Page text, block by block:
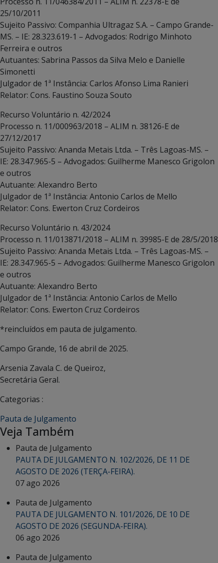
25/10/2011
Sujeito Passivo: Companhia Ultragaz S.A. – Campo Grande-
MS. – IE: 28.323.619-1 – Advogados: Rodrigo Minhoto
Ferreira e outros
Autuantes: Sabrina Passos da Silva Melo e Danielle
Simonetti
Julgador de 1ª Instância: Carlos Afonso Lima Ranieri
Relator: Cons. Faustino Souza Souto
Recurso Voluntário n. 42/2024
Processo n. 11/000963/2018 – ALIM n. 38126-E de
27/12/2017
Sujeito Passivo: Ananda Metais Ltda. – Três Lagoas-MS. –
IE: 28.347.965-5 – Advogados: Guilherme Manesco Grigolon
e outros
Autuante: Alexandro Berto
Julgador de 1ª Instância: Antonio Carlos de Mello
Relator: Cons. Ewerton Cruz Cordeiros
Recurso Voluntário n. 43/2024
Processo n. 11/013871/2018 – ALIM n. 39985-E de 28/5/2018
Sujeito Passivo: Ananda Metais Ltda. – Três Lagoas-MS. –
IE: 28.347.965-5 – Advogados: Guilherme Manesco Grigolon
e outros
Autuante: Alexandro Berto
Julgador de 1ª Instância: Antonio Carlos de Mello
Relator: Cons. Ewerton Cruz Cordeiros
*reincluídos em pauta de julgamento.
Campo Grande, 16 de abril de 2025.
Arsenia Zavala C. de Queiroz,
Secretária Geral.
Categorias :
Pauta de Julgamento
Veja Também
Pauta de Julgamento
PAUTA DE JULGAMENTO N. 102/2026, DE 11 DE
AGOSTO DE 2026 (TERÇA-FEIRA).
07 ago 2026
Pauta de Julgamento
PAUTA DE JULGAMENTO N. 101/2026, DE 10 DE
AGOSTO DE 2026 (SEGUNDA-FEIRA).
06 ago 2026
Pauta de Julgamento